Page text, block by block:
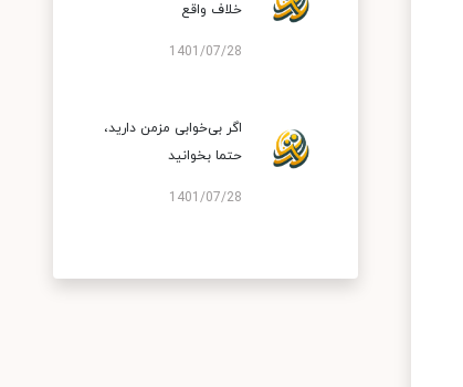
خلاف واقع
1401/07/28
اگر بی‌خوابی مزمن دارید،
حتما بخوانید
1401/07/28